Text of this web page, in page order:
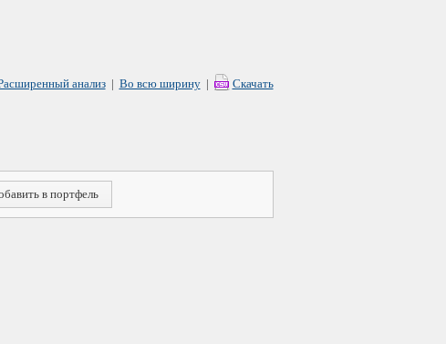
анализ| Во всю ширину| Скачать
в портфель